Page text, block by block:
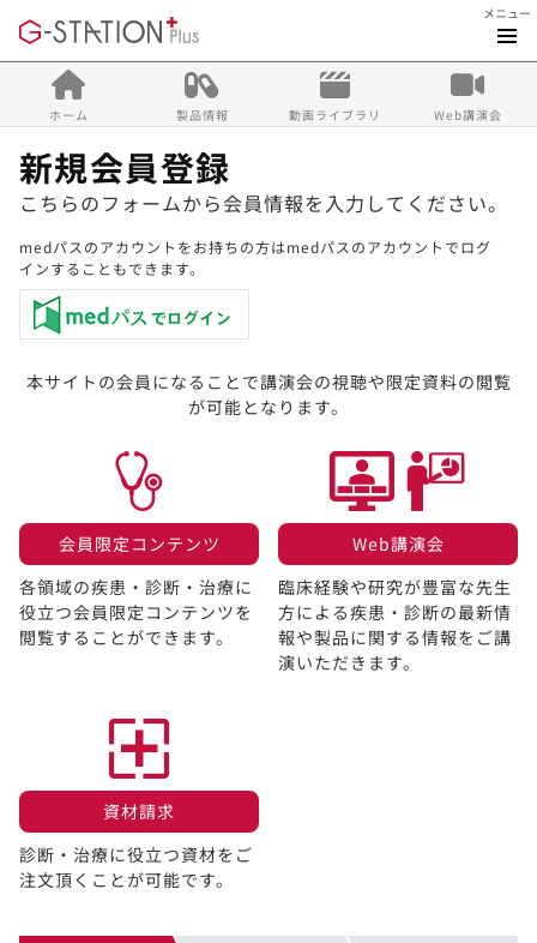
メニュー
ホーム 製品情報 動画ライブラリ Web講演会
新規会員登録
こちらのフォームから会員情報を入力してください。
medパスのアカウントをお持ちの方はmedパスのアカウントでログ
インすることもできます。
本サイトの会員になることで講演会の視聴や限定資料の閲覧
が可能となります。
会員限定コンテンツ​
各領域の疾患・診断・治療に
役立つ会員限定コンテンツを
閲覧することができます。​
Web講演会​
臨床経験や研究が豊富な先生
方による疾患・診断の最新情
報や製品に関する情報をご講
演いただきます。
資材請求​
診断・治療に役立つ資材をご
注文頂くことが可能です。